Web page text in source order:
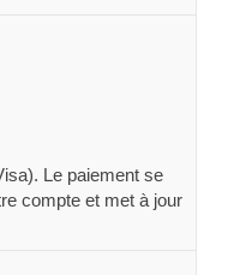
Le paiement se
compte et met à jour